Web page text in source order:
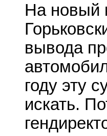
На новый
вывода
году эту
искать.